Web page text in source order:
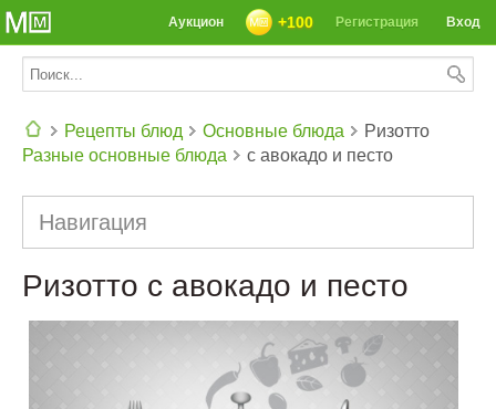
Вход
Регистрация
+100
Аукцион
Рецепты блюд
Основные блюда
Разные основные блюда
Ризотто
с авокадо и песто
Навигация
Ризотто с авокадо и песто